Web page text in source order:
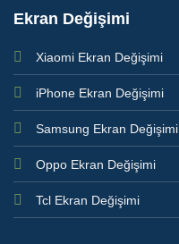
Ekran Değişimi
Xiaomi Ekran Değişimi
iPhone Ekran Değişimi
Samsung Ekran Değişimi
Oppo Ekran Değişimi
Tcl Ekran Değişimi